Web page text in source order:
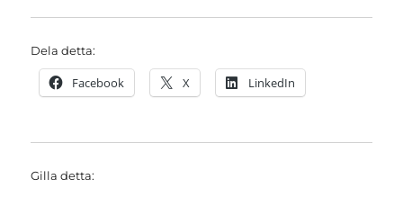
Dela detta:
Facebook X LinkedIn
Gilla detta: